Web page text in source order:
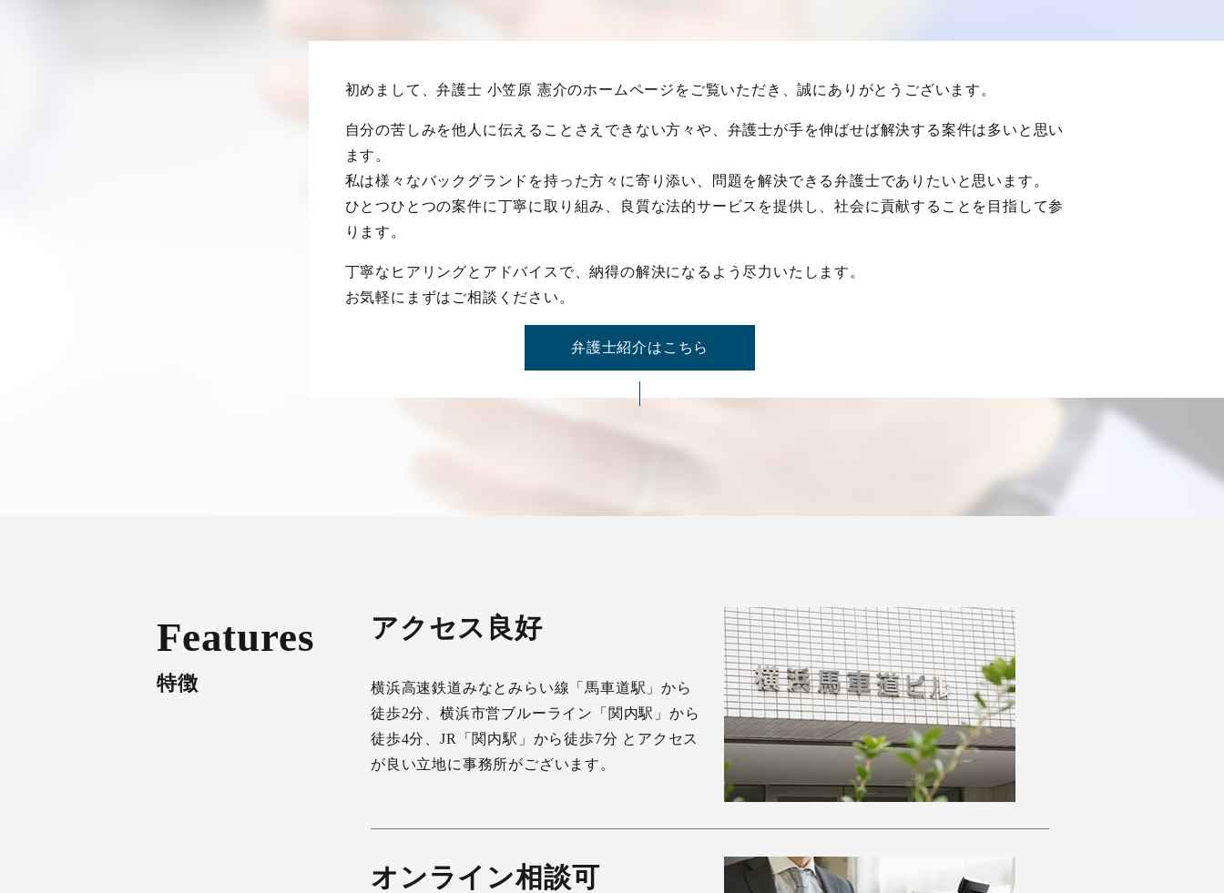
初めまして、弁護士 小笠原 憲介のホームページをご覧いただき、誠にありがとうございます。
自分の苦しみを他人に伝えることさえできない方々や、弁護士が手を伸ばせば解決する案件は多いと思い
ます。
私は様々なバックグランドを持った方々に寄り添い、問題を解決できる弁護士でありたいと思います。
ひとつひとつの案件に丁寧に取り組み、良質な法的サービスを提供し、社会に貢献することを目指して参
ります。
丁寧なヒアリングとアドバイスで、納得の解決になるよう尽力いたします。
お気軽にまずはご相談ください。
弁護士紹介はこちら
Features
特徴
アクセス良好
横浜高速鉄道みなとみらい線「馬車道駅」から
徒歩2分、横浜市営ブルーライン「関内駅」から
徒歩4分、JR「関内駅」から徒歩7分 とアクセス
が良い立地に事務所がございます。
オンライン相談可